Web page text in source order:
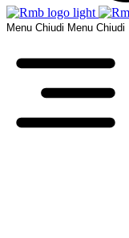
Menu Chiudi Menu Chiudi